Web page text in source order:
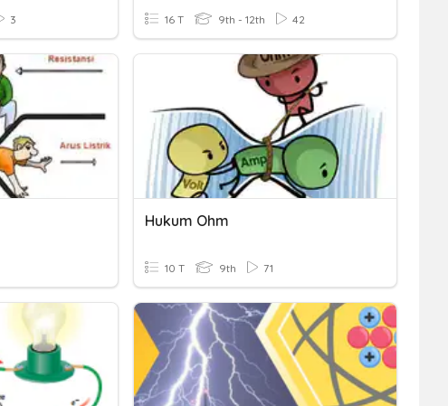
3 16 T 9th - 12th 42
Hukum Ohm
10 T 9th 71